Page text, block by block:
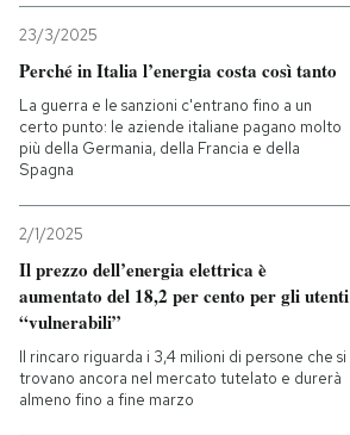
Entra
23/3/2025
Perché in Italia l’energia costa così tanto
La guerra e le sanzioni c'entrano fino a un
certo punto: le aziende italiane pagano molto
più della Germania, della Francia e della
Spagna
2/1/2025
Il prezzo dell’energia elettrica è
aumentato del 18,2 per cento per gli utenti
“vulnerabili”
Il rincaro riguarda i 3,4 milioni di persone che si
trovano ancora nel mercato tutelato e durerà
almeno fino a fine marzo